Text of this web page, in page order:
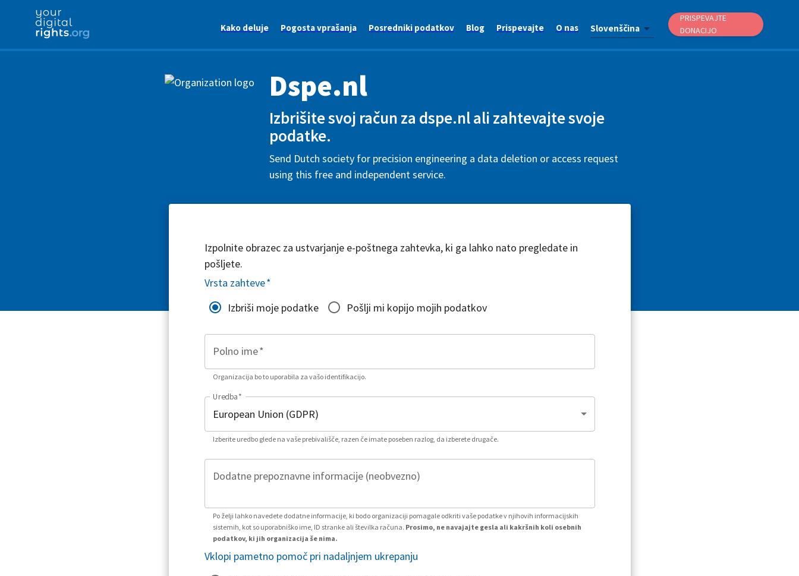
Kako deluje Pogosta vprašanja Posredniki podatkov Blog Prispevajte O nas Slovenščina
PRISPEVAJTE
DONACIJO
Dspe.nl
Izbrišite svoj račun za dspe.nl ali zahtevajte svoje
podatke.
Send Dutch society for precision engineering a data deletion or access request
using this free and independent service.
Izpolnite obrazec za ustvarjanje e-poštnega zahtevka, ki ga lahko nato pregledate in
pošljete.
Vrsta zahteve*
Izbriši moje podatke
Pošlji mi kopijo mojih podatkov
Polno ime*
Organizacija bo to uporabila za vašo identifikacijo.
Uredba*
Izberite uredbo glede na vaše prebivališče, razen če imate poseben razlog, da izberete drugače.
Dodatne prepoznavne informacije (neobvezno)
Po želji lahko navedete dodatne informacije, ki bodo organizaciji pomagale odkriti vaše podatke v njihovih informacijskih
sistemih, kot so uporabniško ime, ID stranke ali številka računa. Prosimo, ne navajajte gesla ali kakršnih koli osebnih
podatkov, ki jih organizacija še nima.
Vklopi pametno pomoč pri nadaljnjem ukrepanju